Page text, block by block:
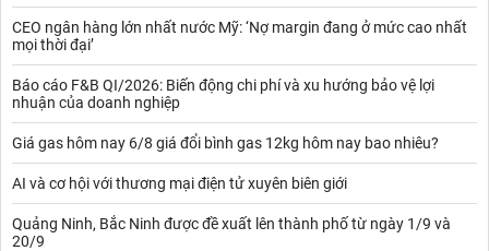
CEO ngân hàng lớn nhất nước Mỹ: ‘Nợ margin đang ở mức cao nhất
mọi thời đại’
Báo cáo F&B QI/2026: Biến động chi phí và xu hướng bảo vệ lợi
nhuận của doanh nghiệp
Giá gas hôm nay 6/8 giá đổi bình gas 12kg hôm nay bao nhiêu?
AI và cơ hội với thương mại điện tử xuyên biên giới
Quảng Ninh, Bắc Ninh được đề xuất lên thành phố từ ngày 1/9 và
20/9